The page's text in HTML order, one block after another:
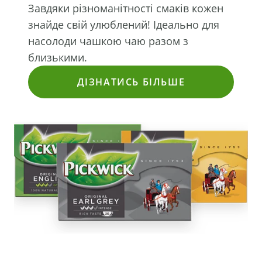
Завдяки різноманітності смаків кожен
знайде свій улюблений! Ідеально для
насолоди чашкою чаю разом з
близькими.
ДІЗНАТИСЬ БІЛЬШЕ